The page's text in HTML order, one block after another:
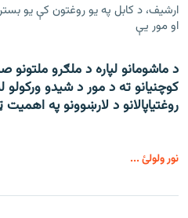
ارشیف، د کابل په یو روغتون کې یو
او مور یې
د ماشومانو لپاره د ملګرو
کوچنیانو ته د مور د شیدو ورکولو
روغتیاپالانو د لارښوونو په اهمیت
نور ولولئ ...